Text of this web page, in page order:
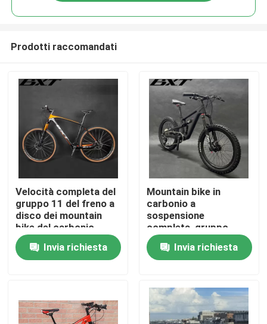
Casa.
Prodotti
Prodotti raccomandati
Velocità completa del
gruppo 11 del freno a
disco dei mountain
bike del carbonio
pieno 29er Shimano
Invia richiesta
Mountain bike in
carbonio a
sospensione
completa, gruppo
Shimano a 10 velocità
per bambiniInvia richiesta